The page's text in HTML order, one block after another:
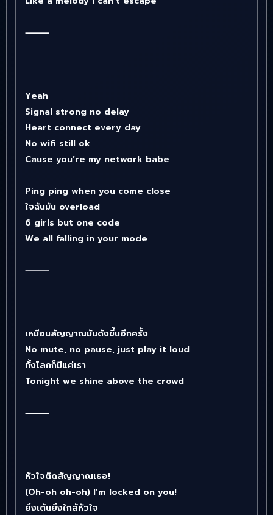
⸻
Yeah
Signal strong no delay
Heart connect every day
No wifi still ok
Cause you’re my network babe
Ping ping when you come close
ใจฉันมัน overload
6 girls but one code
We all falling in your mode
⸻
เหมือนสัญญาณมันดังขึ้นอีกครั้ง
No mute, no pause, just play it loud
ทั้งโลกก็มีแค่เรา
Tonight we shine above the crowd
⸻
หัวใจติดสัญญาณเธอ!
(Oh-oh oh-oh) I’m locked on you!
ยิ่งเต้นยิ่งใกล้หัวใจ